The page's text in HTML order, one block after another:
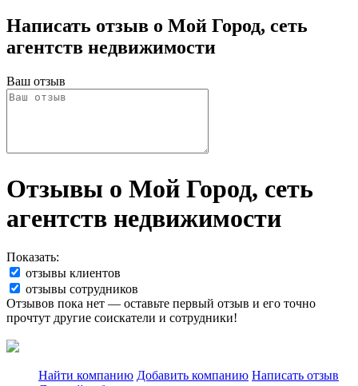
Написать отзыв о Мой Город, сеть
агентств недвижимости
Ваш отзыв
Отзывы о Мой Город, сеть
агентств недвижимости
Показать:
отзывы клиентов
отзывы сотрудников
Отзывов пока нет — оставьте первый отзыв и его точно
прочтут другие соискатели и сотрудники!
Найти компанию Добавить компанию Написать отзыв